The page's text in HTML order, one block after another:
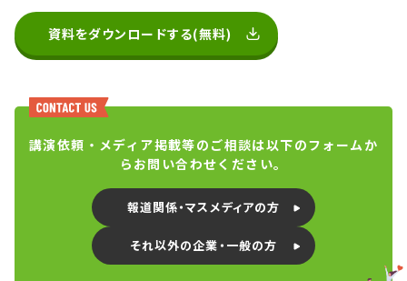
資料をダウンロードする(無料)
講演依頼・メディア掲載等のご相談は以下のフォームか
らお問い合わせください。
報道関係・マスメディアの方
それ以外の企業・一般の方